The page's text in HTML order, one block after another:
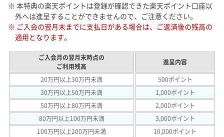
※ 本特典の楽天ポイントは登録が確認できた楽天ポイント口座以
外へは進呈することができませんので、ご注意ください。
※ ご入会の翌月末までに支払日がある場合は、ご返済後の残高の
適用となります。
ご入会月の翌月末時点の
ご利用残高
進呈内容
20万円以上30万円未満
500ポイント
30万円以上50万円未満
1,000ポイント
50万円以上80万円未満
2,000ポイント
80万円以上100万円未満
3,000ポイント
100万円以上200万円未満
10,000ポイント